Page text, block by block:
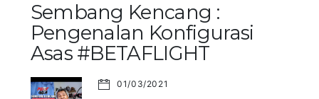
Sembang Kencang :
Pengenalan Konfigurasi
Asas #BETAFLIGHT
01/03/2021